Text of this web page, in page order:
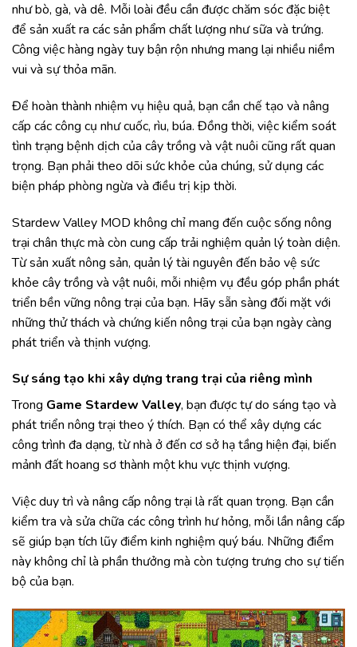
như bò, gà, và dê. Mỗi loài đều cần được chăm sóc đặc biệt
để sản xuất ra các sản phẩm chất lượng như sữa và trứng.
Công việc hàng ngày tuy bận rộn nhưng mang lại nhiều niềm
vui và sự thỏa mãn.
Để hoàn thành nhiệm vụ hiệu quả, bạn cần chế tạo và nâng
cấp các công cụ như cuốc, rìu, búa. Đồng thời, việc kiểm soát
tình trạng bệnh dịch của cây trồng và vật nuôi cũng rất quan
trọng. Bạn phải theo dõi sức khỏe của chúng, sử dụng các
biện pháp phòng ngừa và điều trị kịp thời.
Stardew Valley MOD không chỉ mang đến cuộc sống nông
trại chân thực mà còn cung cấp trải nghiệm quản lý toàn diện.
Từ sản xuất nông sản, quản lý tài nguyên đến bảo vệ sức
khỏe cây trồng và vật nuôi, mỗi nhiệm vụ đều góp phần phát
triển bền vững nông trại của bạn. Hãy sẵn sàng đối mặt với
những thử thách và chứng kiến nông trại của bạn ngày càng
phát triển và thịnh vượng.
Sự sáng tạo khi xây dựng trang trại của riêng mình
Trong Game Stardew Valley, bạn được tự do sáng tạo và
phát triển nông trại theo ý thích. Bạn có thể xây dựng các
công trình đa dạng, từ nhà ở đến cơ sở hạ tầng hiện đại, biến
mảnh đất hoang sơ thành một khu vực thịnh vượng.
Việc duy trì và nâng cấp nông trại là rất quan trọng. Bạn cần
kiểm tra và sửa chữa các công trình hư hỏng, mỗi lần nâng cấp
sẽ giúp bạn tích lũy điểm kinh nghiệm quý báu. Những điểm
này không chỉ là phần thưởng mà còn tượng trưng cho sự tiến
bộ của bạn.